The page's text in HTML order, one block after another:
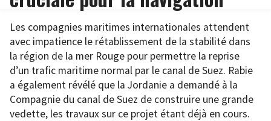
Les compagnies maritimes internationales attendent
avec impatience le rétablissement de la stabilité dans
la région de la mer Rouge pour permettre la reprise
d’un trafic maritime normal par le canal de Suez. Rabie
a également révélé que la Jordanie a demandé à la
Compagnie du canal de Suez de construire une grande
vedette, les travaux sur ce projet étant déjà en cours.